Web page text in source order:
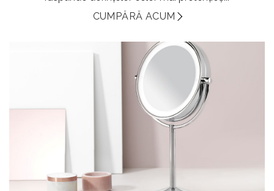
CUMPĂRĂ ACUM